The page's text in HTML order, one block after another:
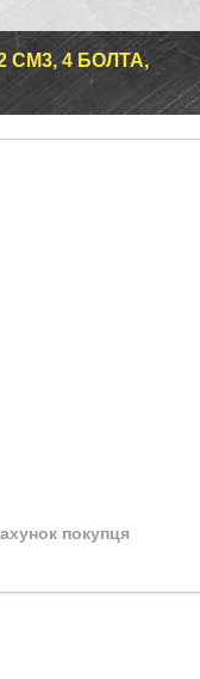
СМ3, 4 БОЛТА,
покупця